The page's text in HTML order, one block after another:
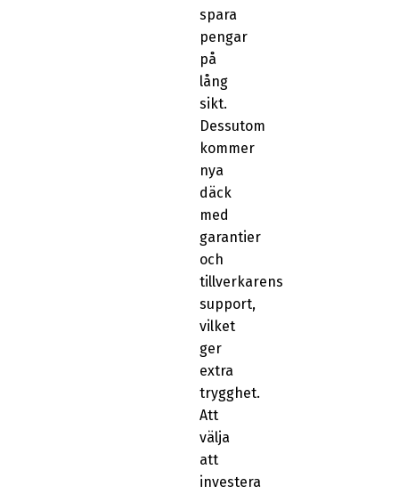
spara
pengar
på
lång
sikt.
Dessutom
kommer
nya
däck
med
garantier
och
tillverkarens
support,
vilket
ger
extra
trygghet.
Att
välja
att
investera